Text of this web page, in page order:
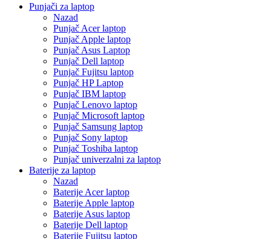
Punjači za laptop
Nazad
Punjač Acer laptop
Punjač Apple laptop
Punjač Asus Laptop
Punjač Dell laptop
Punjač Fujitsu laptop
Punjač HP Laptop
Punjač IBM laptop
Punjač Lenovo laptop
Punjač Microsoft laptop
Punjač Samsung laptop
Punjač Sony laptop
Punjač Toshiba laptop
Punjač univerzalni za laptop
Baterije za laptop
Nazad
Baterije Acer laptop
Baterije Apple laptop
Baterije Asus laptop
Baterije Dell laptop
Baterije Fujitsu laptop